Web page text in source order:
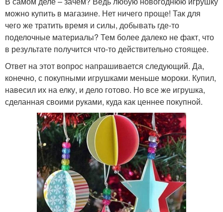
можно купить в магазине. Нет ничего проще! Так для
чего же тратить время и силы, добывать где-то
поделочные материалы? Тем более далеко не факт, что
в результате получится что-то действительно стоящее.
Ответ на этот вопрос напрашивается следующий. Да,
конечно, с покупными игрушками меньше мороки. Купил,
навесил их на елку, и дело готово. Но все же игрушка,
сделанная своими руками, куда как ценнее покупной.